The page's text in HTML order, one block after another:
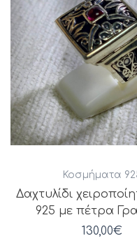
Κοσμήματα
Δαχτυλίδι
925 με πέτρα
130,00€